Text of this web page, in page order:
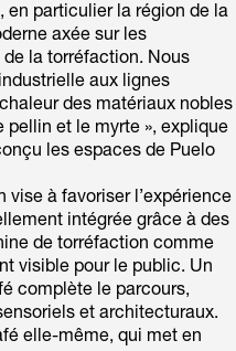
en particulier la région de la
axée sur les
la torréfaction. Nous
aux lignes
des matériaux nobles
pellin et le myrte », explique
les espaces de Puelo
à favoriser l’expérience
intégrée grâce à des
de torréfaction comme
visible pour le public. Un
complète le parcours,
et architecturaux.
elle-même, qui met en